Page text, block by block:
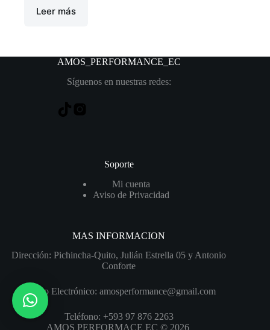
Leer más
AMOS_PERFORMANCE _EC
Síguenos en nuestras redes:
Soporte
Mi cuenta
Aviso de Privacidad
MAS INFORMACION
Dirección: Pichincha-Quito, Julián Estrella 05 y Antonio
Conforte
Correo Electrónico: amosperformance@gmail.com
Teléfono: +593 97 876 2263
AMOS PERFORMACE EC © 2026